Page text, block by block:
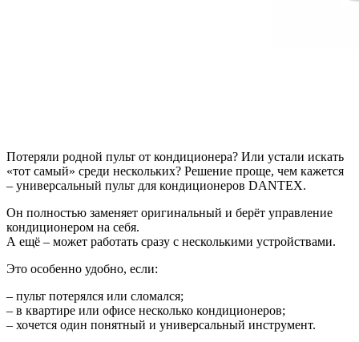
Потеряли родной пульт от кондиционера? Или устали искать
«тот самый» среди нескольких? Решение проще, чем кажется
– универсальный пульт для кондиционеров DANTEX.
Он полностью заменяет оригинальный и берёт управление
кондиционером на себя.
А ещё – может работать сразу с несколькими устройствами.
Это особенно удобно, если:
– пульт потерялся или сломался;
– в квартире или офисе несколько кондиционеров;
– хочется один понятный и универсальный инструмент.